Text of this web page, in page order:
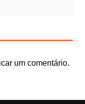
um comentário.